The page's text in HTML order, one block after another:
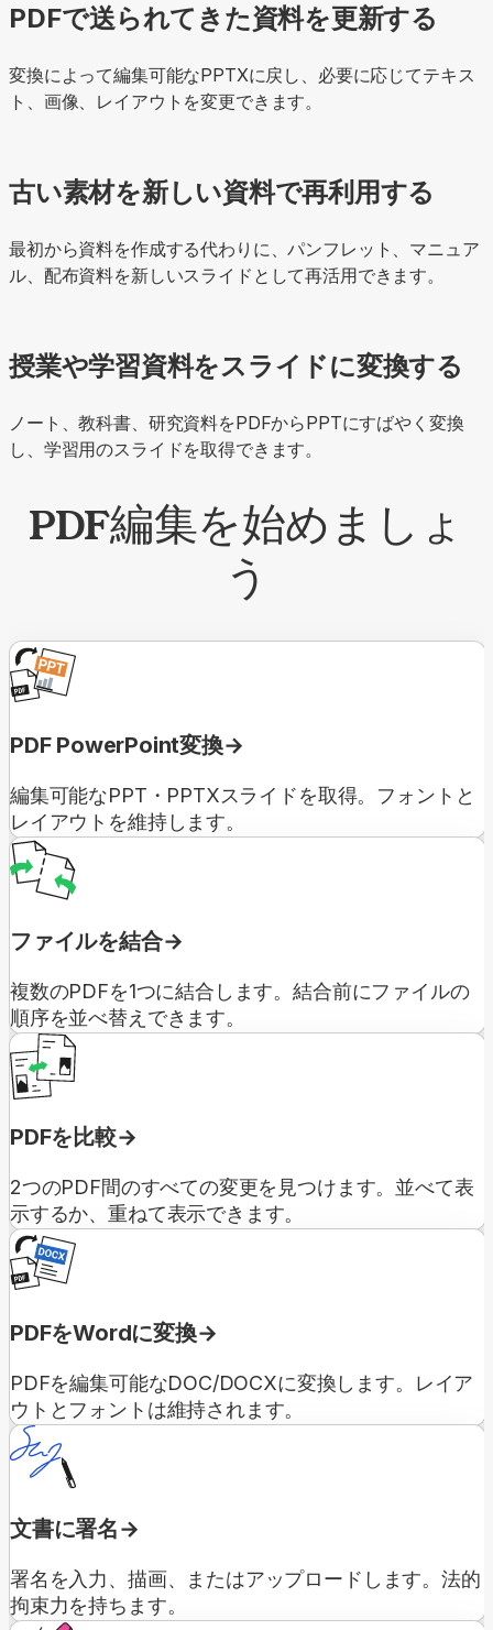
PDFで送られてきた資料を更新する
変換によって編集可能なPPTXに戻し、必要に応じてテキス
ト、画像、レイアウトを変更できます。
古い素材を新しい資料で再利用する
最初から資料を作成する代わりに、パンフレット、マニュア
ル、配布資料を新しいスライドとして再活用できます。
授業や学習資料をスライドに変換する
ノート、教科書、研究資料をPDFからPPTにすばやく変換
し、学習用のスライドを取得できます。
PDF編集を始めましょ
う
PDF PowerPoint変換
編集可能なPPT・PPTXスライドを取得。フォントと
レイアウトを維持します。
ファイルを結合
複数のPDFを1つに結合します。結合前にファイルの
順序を並べ替えできます。
PDFを比較
2つのPDF間のすべての変更を見つけます。並べて表
示するか、重ねて表示できます。
PDFをWordに変換
PDFを編集可能なDOC/DOCXに変換します。レイア
ウトとフォントは維持されます。
文書に署名
署名を入力、描画、またはアップロードします。法的
拘束力を持ちます。